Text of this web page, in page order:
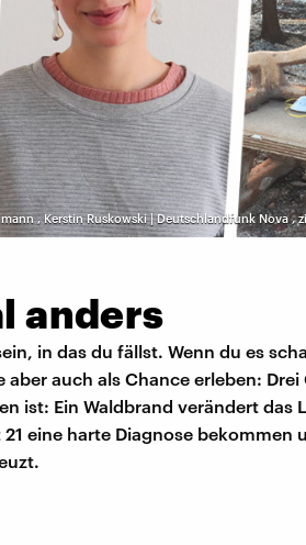
,Kerstin Ruskowski | Deutschlandfunk Nova,
anders
in das du fällst. Wenn du es
aber auch als Chance erleben:
ist: Ein Waldbrand verändert das
eine harte Diagnose bekommen